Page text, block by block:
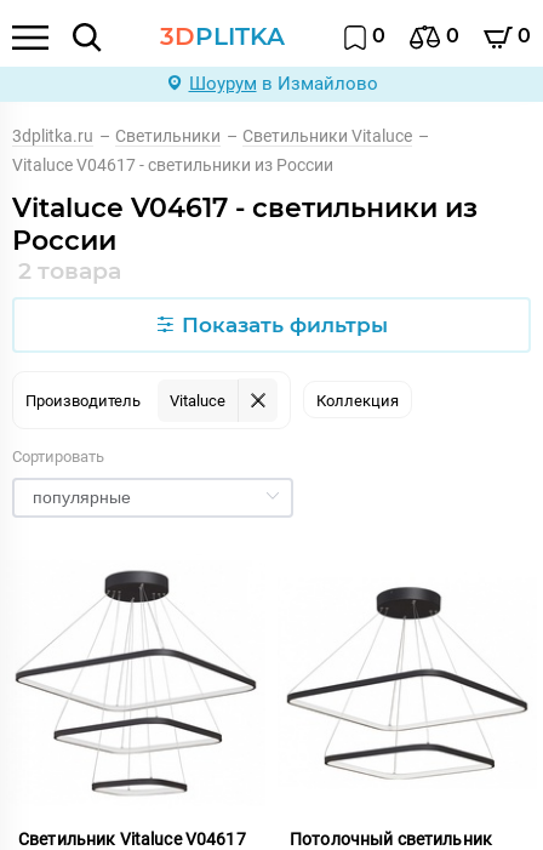
3DPLITKA 0 0 0
Шоурум в Измайлово
3dplitka.ru – Светильники – Светильники Vitaluce –
Vitaluce V04617 - светильники из России
Vitaluce V04617 - светильники из
России
2 товара
Показать фильтры
Производитель Vitaluce Коллекция
Сортировать
Светильник Vitaluce V04617
Потолочный светильник